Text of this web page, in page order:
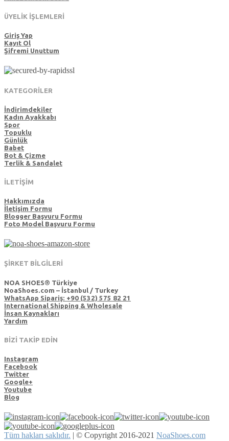
ÜYELİK İŞLEMLERİ
Giriş Yap
Kayıt Ol
Şifremi Unuttum
KATEGORİLER
İndirimdekiler
Kadın Ayakkabı
Spor
Topuklu
Günlük
Babet
Bot & Çizme
Terlik & Sandalet
İLETİŞİM
Hakkımızda
İletişim Formu
Blogger Başvuru Formu
Foto Model Başvuru Formu
ŞİRKET BİLGİLERİ
NOA SHOES® Türkiye
NoaShoes.com – İstanbul / Turkey
WhatsApp Sipariş: +90 (532) 575 82 21
International Shipping & Wholesale
İnsan Kaynakları
Yardım
BİZİ TAKİP EDİN
Instagram
Facebook
Twitter
Google+
Youtube
Blog
Tüm hakları saklıdır. | © Copyright 2016-2021 NoaShoes.com